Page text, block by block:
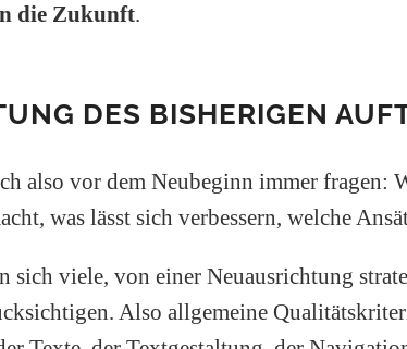
die Zukunft.
DES BISHERIGEN
also vor dem Neubeginn immer fragen:
was lässt sich verbessern, welche
sich viele, von einer Neuausrichtung
Also allgemeine